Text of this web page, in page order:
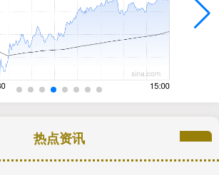
热点资讯